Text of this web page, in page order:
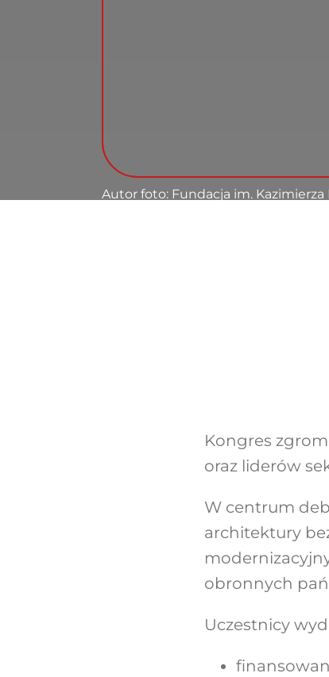
Autor foto: Fundacja im. Kazimierza
Kongres
oraz liderów
W centrum
architektury
obronnych
Uczestnicy